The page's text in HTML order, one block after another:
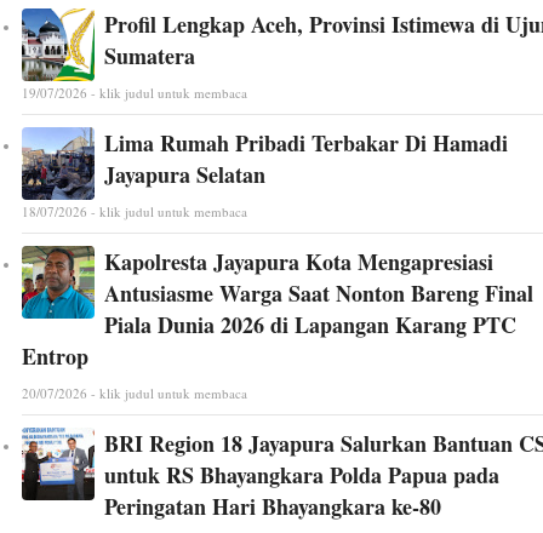
Profil Lengkap Aceh, Provinsi Istimewa di
Sumatera
19/07/2026 - klik judul untuk membaca
Lima Rumah Pribadi Terbakar Di Hamadi
Jayapura Selatan
18/07/2026 - klik judul untuk membaca
Kapolresta Jayapura Kota Mengapresiasi
Antusiasme Warga Saat Nonton Bareng Final
Piala Dunia 2026 di Lapangan Karang PTC
Entrop
20/07/2026 - klik judul untuk membaca
BRI Region 18 Jayapura Salurkan Bantuan
untuk RS Bhayangkara Polda Papua pada
Peringatan Hari Bhayangkara ke-80